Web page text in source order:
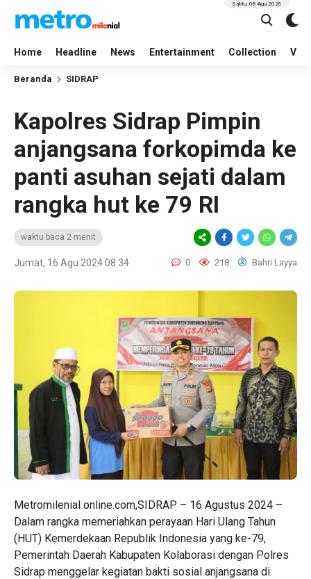
Home Headline News Entertainment Collection
Sabtu, 08 Agu 2026
Beranda SIDRAP
Kapolres Sidrap Pimpin
anjangsana forkopimda ke
panti asuhan sejati dalam
rangka hut ke 79 RI
waktu baca 2 menit
Jumat, 16 Agu 2024 08:34 0 218 Bahri Layya
Metromilenial online.com,SIDRAP – 16 Agustus 2024 –
Dalam rangka memeriahkan perayaan Hari Ulang Tahun
(HUT) Kemerdekaan Republik Indonesia yang ke-79,
Pemerintah Daerah Kabupaten Kolaborasi dengan Polres
Sidrap menggelar kegiatan bakti sosial anjangsana di